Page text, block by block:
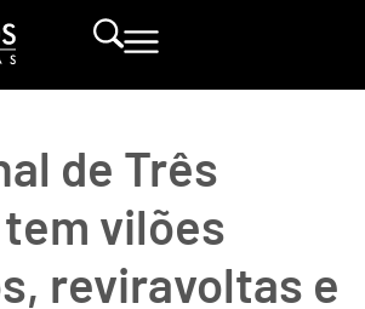
de Três
vilões
reviravoltas e